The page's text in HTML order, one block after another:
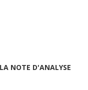
NOTE D'ANALYSE